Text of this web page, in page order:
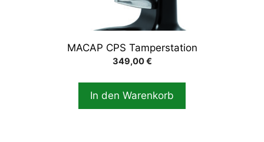
MACAP CPS Tamperstation
349,00€
In den Warenkorb